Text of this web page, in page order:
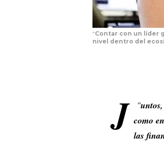
"Contar con un líder
nivel dentro del
"
J como
las